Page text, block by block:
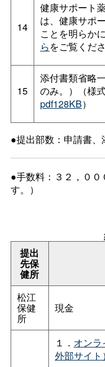
14
健康サポート
は、健康サポ
ことを明らか
らをご覧くだ
15
添付書類省略
のみ。）（様式
pdf128KB）
●提出部数：申請書
●手数料：３２，０
す。）
提出
先保
健所
松江
保健
所
現金
１． オンラ
外部サイ